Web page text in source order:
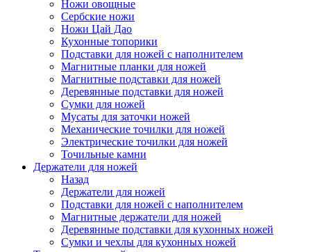
Ножи овощные
Сербские ножи
Ножи Цай Дао
Кухонные топорики
Подставки для ножей с наполнителем
Магнитные планки для ножей
Магнитные подставки для ножей
Деревянные подставки для ножей
Сумки для ножей
Мусаты для заточки ножей
Механические точилки для ножей
Электрические точилки для ножей
Точильные камни
Держатели для ножей
Назад
Держатели для ножей
Подставки для ножей с наполнителем
Магнитные держатели для ножей
Деревянные подставки для кухонных ножей
Сумки и чехлы для кухонных ножей